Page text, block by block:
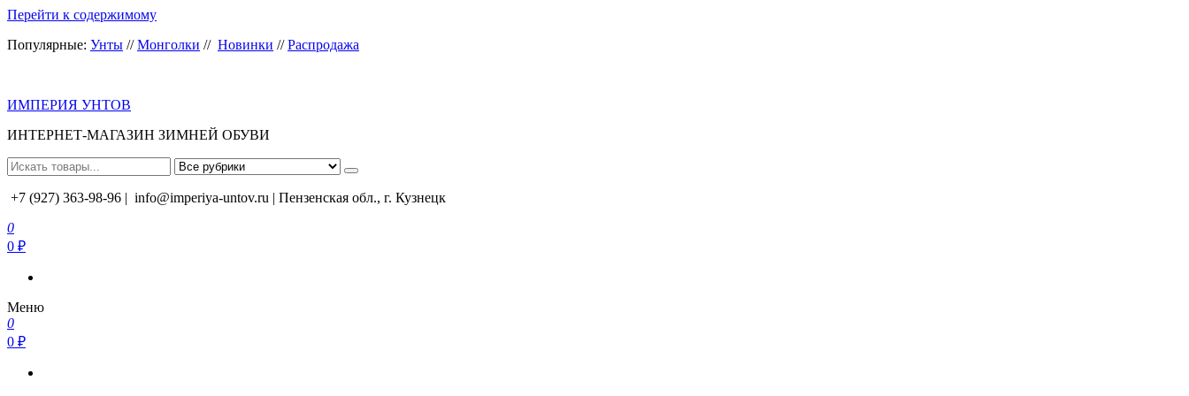
Перейти к содержимому
Популярные: Унты //Монголки // Новинки //Распродажа
ИМПЕРИЯ УНТОВ
ИНТЕРНЕТ-МАГАЗИН ЗИМНЕЙ ОБУВИ
+7 (927) 363-98-96 | info@imperiya-untov.ru | Пензенская обл., г. Кузнецк
0
0 ₽
Меню
0
0 ₽